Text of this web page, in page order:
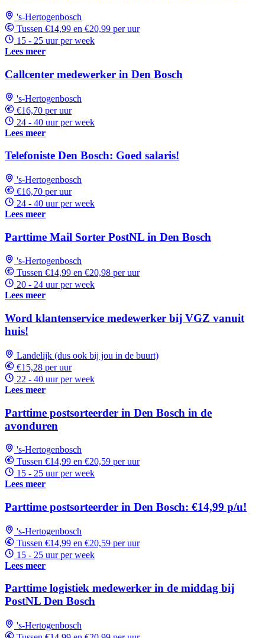
's-Hertogenbosch
Tussen €14,99 en €20,99 per uur
15 - 25 uur per week
Lees meer
Callcenter medewerker in Den Bosch
's-Hertogenbosch
€16,70 per uur
24 - 40 uur per week
Lees meer
Telefoniste Den Bosch: Goed salaris!
's-Hertogenbosch
€16,70 per uur
24 - 40 uur per week
Lees meer
Parttime Mail Sorter PostNL in Den Bosch
's-Hertogenbosch
Tussen €14,99 en €20,98 per uur
20 - 24 uur per week
Lees meer
Word klantenservice medewerker bij VGZ vanuit
huis!
Landelijk (dus ook bij jou in de buurt)
€15,28 per uur
22 - 40 uur per week
Lees meer
Parttime postsorteerder in Den Bosch in de
avonduren
's-Hertogenbosch
Tussen €14,99 en €20,59 per uur
15 - 25 uur per week
Lees meer
Parttime postsorteerder in Den Bosch: €14,99 p/u!
's-Hertogenbosch
Tussen €14,99 en €20,59 per uur
15 - 25 uur per week
Lees meer
Parttime logistiek medewerker in de middag bij
PostNL Den Bosch
's-Hertogenbosch